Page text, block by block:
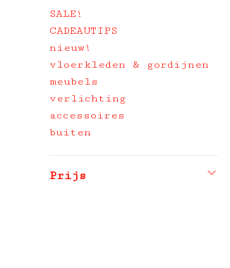
SALE!
CADEAUTIPS
nieuw!
vloerkleden & gordijnen
meubels
verlichting
accessoires
buiten
Prijs